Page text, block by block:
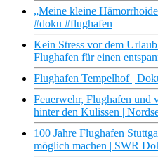
„Meine kleine
#doku #flughafen
Kein Stress vor dem
Flughafen für einen
Flughafen Tempelhof |
Feuerwehr, Flughafen und
hinter den Kulissen |
100 Jahre Flughafen
möglich machen | SWR